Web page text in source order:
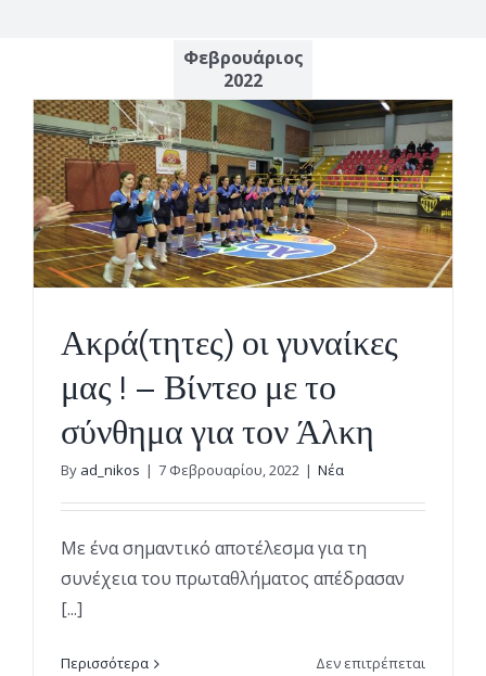
Φεβρουάριος
2022
Ακρά(τητες) οι γυναίκες
μας ! – Βίντεο με το
σύνθημα για τον Άλκη
By ad_nikos | 7 Φεβρουαρίου, 2022 | Νέα
Με ένα σημαντικό αποτέλεσμα για τη
συνέχεια του πρωταθλήματος απέδρασαν
[...]
Περισσότερα
Δεν επιτρέπεται